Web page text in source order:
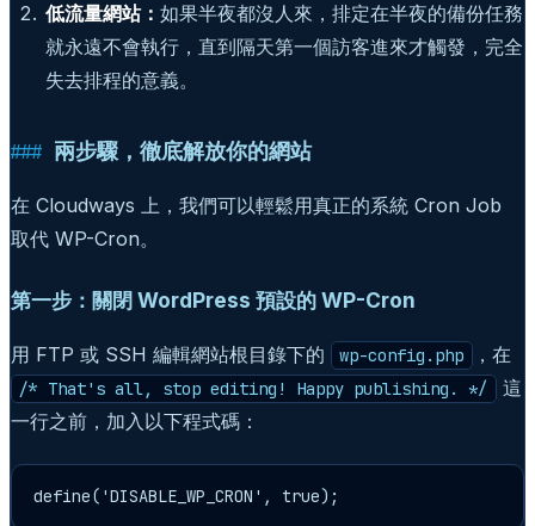
低流量網站： 如果半夜都沒人來，排定在半夜的備份任務
就永遠不會執行，直到隔天第一個訪客進來才觸發，完全
失去排程的意義。
兩步驟，徹底解放你的網站
在 Cloudways 上，我們可以輕鬆用真正的系統 Cron Job
取代 WP-Cron。
第一步：關閉 WordPress 預設的 WP-Cron
用 FTP 或 SSH 編輯網站根目錄下的 wp-config.php ，在
/* That's all, stop editing! Happy publishing. */
這
一行之前，加入以下程式碼：
define('DISABLE_WP_CRON', true);